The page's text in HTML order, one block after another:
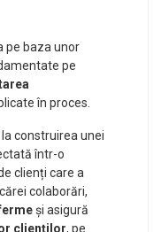
pe baza unor
pe
în proces.
construirea unei
într-o
clienți care a
colaborări,
și asigură
clienților, pe